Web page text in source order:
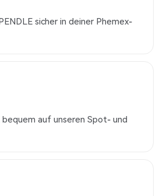
sicher in deiner Phemex-
bequem auf unseren Spot- und